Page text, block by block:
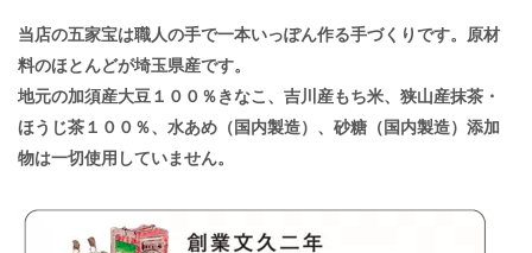
当店の五家宝は職人の手で一本いっぽん作る手づくりです。原材
料のほとんどが埼玉県産です。
地元の加須産大豆１００％きなこ、吉川産もち米、狭山産抹茶・
ほうじ茶１００％、水あめ（国内製造）、砂糖（国内製造）添加
物は一切使用していません。